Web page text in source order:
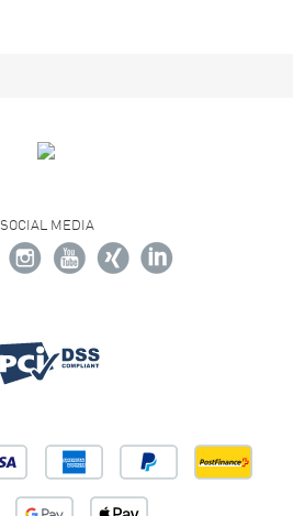
SOCIAL MEDIA